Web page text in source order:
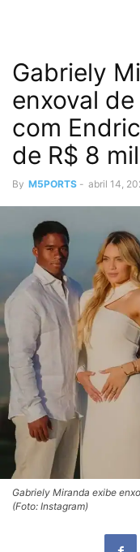
Gabriely
enxoval
com
de R$ 8 mil
By M5PORTS - abril 14,
Gabriely Miranda exibe
(Foto: Instagram)